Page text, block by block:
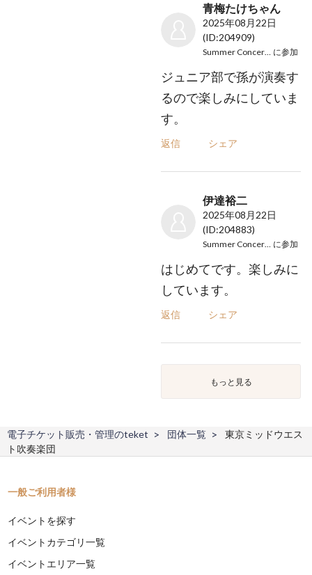
青梅たけちゃん
2025年08月22日
(ID:204909)
に参加
ジュニア部で孫が演奏す
るので楽しみにしていま
す。
返信 シェア
伊達裕二
2025年08月22日
(ID:204883)
に参加
はじめてです。楽しみに
しています。
返信 シェア
もっと見る
電子チケット販売・管理のteket 団体一覧
東京ミッドウエス
ト吹奏楽団
一般ご利用者様
イベントを探す
イベントカテゴリ一覧
イベントエリア一覧